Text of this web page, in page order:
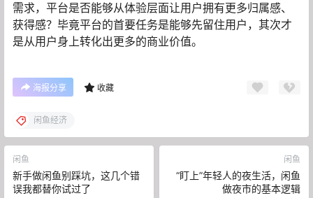
需求，平台是否能够从体验层面让用户拥有更多归属感、
获得感？毕竟平台的首要任务是能够先留住用户，其次才
是从用户身上转化出更多的商业价值。
海报分享 收藏
闲鱼经济
闲鱼
新手做闲鱼别踩坑，这几个错
误我都替你试过了
闲鱼
“盯上”年轻人的夜生活，闲鱼
做夜市的基本逻辑